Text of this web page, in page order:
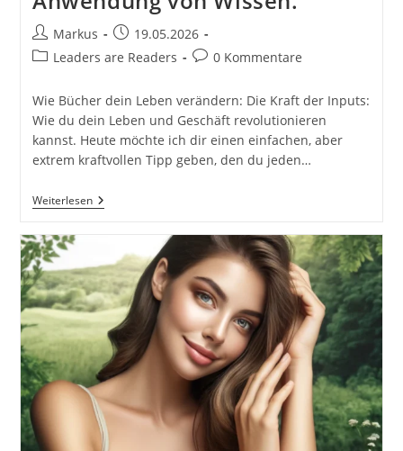
Beitrags-
Autor:
Markus
Beitrag
veröffentlicht:
19.05.2026
Beitrags-
Leaders are Readers
Beitrags-
0 Kommentare
Wie Bücher dein Leben verändern: Die Kraft der Inputs:
Wie du dein Leben und Geschäft revolutionieren
kannst. Heute möchte ich dir einen einfachen, aber
extrem kraftvollen Tipp geben, den du jeden…
WeiterlesenWie
Bücher
Verändern:
Vom
Wissen
Zur
Umsetzung
Und
Erfolg.
Input
Aus
Büchern:
Der
Schlüssel
Zum
Persönlichen